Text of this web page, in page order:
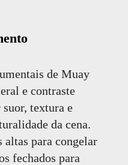
de Muay
e contraste
suor, textura e
da cena.
altas para congelar
fechados para